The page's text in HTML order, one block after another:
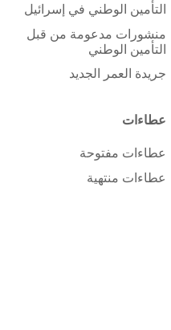
التأمين الوطني في إسرائيل
منشورات مدعومة من قبل
التأمين الوطني
جريدة العمر الجديد
عطاءات
عطاءات مفتوحة
عطاءات منتهية